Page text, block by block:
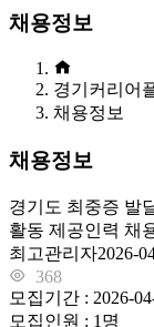
채용정보
경기커리어
채용정보
채용정보
경기도 최중증 발
활동 제공인력 채
최고관리자2026-
368
모집기간 : 2026-
모집인원 : 1명